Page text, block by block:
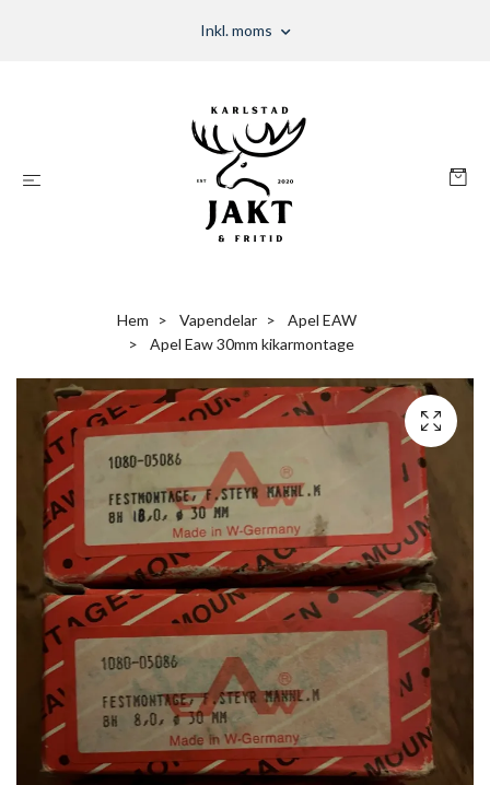
Inkl. moms
Hem Vapendelar
Apel EAW
Apel Eaw 30mm kikarmontage